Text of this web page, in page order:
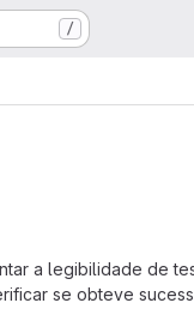
/
a legibilidade de
se obteve